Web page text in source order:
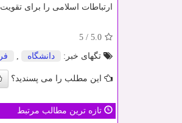
ارتباطات اسلامی را برای
5.0
/
5
تگهای خبر:
دانشگاه
این مطلب را می پسندید؟
تازه ترین مطالب مرتبط